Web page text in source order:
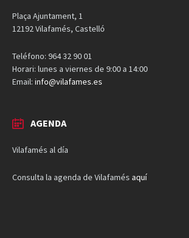
Plaça Ajuntament, 1
12192 Vilafamés, Castelló
Teléfono: 964 32 90 01
Horari: lunes a viernes de 9:00 a 14:00
Email: info@vilafames.es
AGENDA
Vilafamés al día
Consulta la agenda de Vilafamés aquí